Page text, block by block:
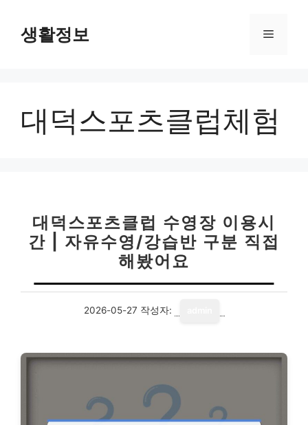
생활정보 메
대덕스포츠클럽체험
대덕스포츠클럽 수영장 이용시
간 | 자유수영/강습반 구분 직접
해봤어요
2026-05-27 작성자: